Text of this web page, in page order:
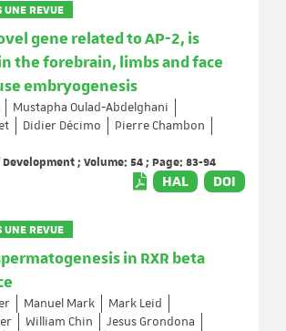
UNE REVUE
gene related to AP-2, is
the forebrain, limbs and face
embryogenesis
Mustapha Oulad-Abdelghani
Didier Décimo
Pierre Chambon
; Volume: 54 ; Page: 83-94
HAL DOI
UNE REVUE
in RXR beta
Manuel Mark
Mark Leid
William Chin
Jesus Grondona